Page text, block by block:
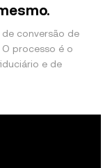
conversão de
O processo é o
e de